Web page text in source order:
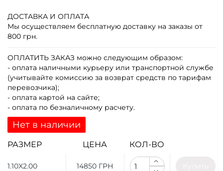
ДОСТАВКА И ОПЛАТА
Мы осуществляем бесплатную доставку на заказы от
800 грн.
ОПЛАТИТЬ ЗАКАЗ можно следующим образом:
- оплата наличными курьеру или транспортной службе
(учитывайте комиссию за возврат средств по тарифам
перевозчика);
- оплата картой на сайте;
- оплата по безналичному расчету.
Нет в наличии
РАЗМЕР ЦЕНА КОЛ-ВО
1.10X2.00 14850 ГРН